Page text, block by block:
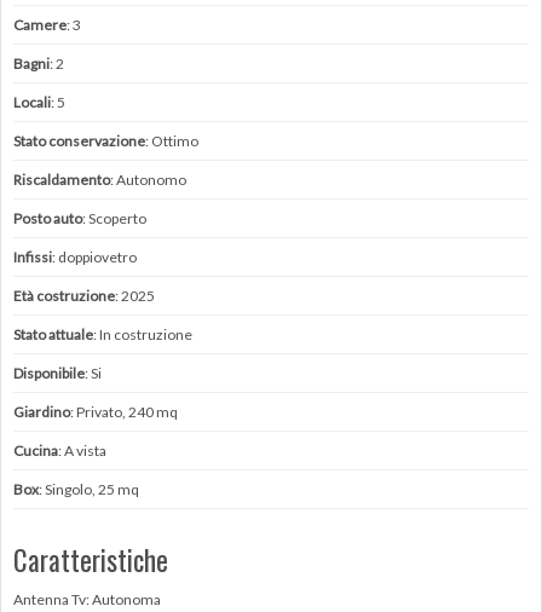
Camere: 3
Bagni: 2
Locali: 5
Stato conservazione: Ottimo
Riscaldamento: Autonomo
Posto auto: Scoperto
Infissi: doppiovetro
Età costruzione: 2025
Stato attuale: In costruzione
Disponibile: Si
Giardino: Privato, 240 mq
Cucina: A vista
Box: Singolo, 25 mq
Caratteristiche
Antenna Tv: Autonoma